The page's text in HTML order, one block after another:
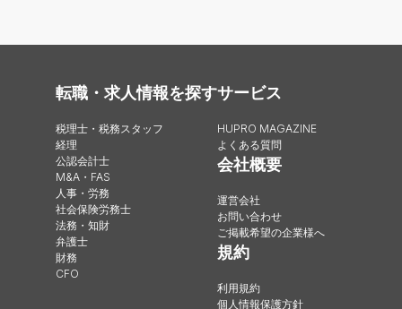
転職・求人情報を探す
税理士・税務スタッフ
経理
公認会計士
M&A・FAS
人事・労務
社会保険労務士
法務・知財
弁護士
財務
CFO
サービス
HUPRO MAGAZINE
よくある質問
会社概要
運営会社
お問い合わせ
ご掲載希望の企業様へ
規約
利用規約
個人情報保護方針